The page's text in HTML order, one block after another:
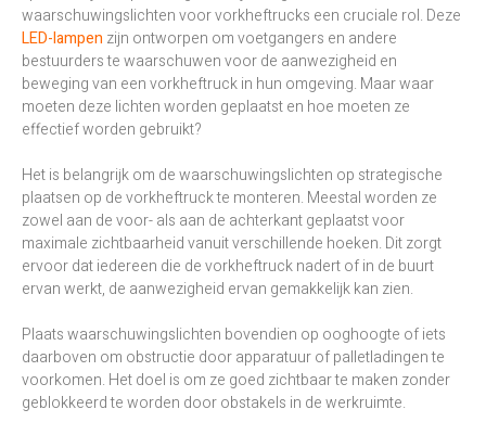
waarschuwingslichten voor vorkheftrucks een cruciale rol. Deze
LED-lampen zijn ontworpen om voetgangers en andere
bestuurders te waarschuwen voor de aanwezigheid en
beweging van een vorkheftruck in hun omgeving. Maar waar
moeten deze lichten worden geplaatst en hoe moeten ze
effectief worden gebruikt?
Het is belangrijk om de waarschuwingslichten op strategische
plaatsen op de vorkheftruck te monteren. Meestal worden ze
zowel aan de voor- als aan de achterkant geplaatst voor
maximale zichtbaarheid vanuit verschillende hoeken. Dit zorgt
ervoor dat iedereen die de vorkheftruck nadert of in de buurt
ervan werkt, de aanwezigheid ervan gemakkelijk kan zien.
Plaats waarschuwingslichten bovendien op ooghoogte of iets
daarboven om obstructie door apparatuur of palletladingen te
voorkomen. Het doel is om ze goed zichtbaar te maken zonder
geblokkeerd te worden door obstakels in de werkruimte.